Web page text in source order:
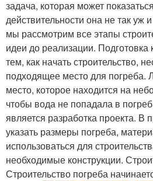
задача, которая может
действительности она не так уж
мы рассмотрим все этапы
идеи до реализации. Подготовка
тем, как начать строительство,
подходящее место для погреба.
место, которое находится на
чтобы вода не попадала в
является разработка проекта. В
указать размеры погреба,
использоваться для
необходимые конструкции.
Строительство погреба